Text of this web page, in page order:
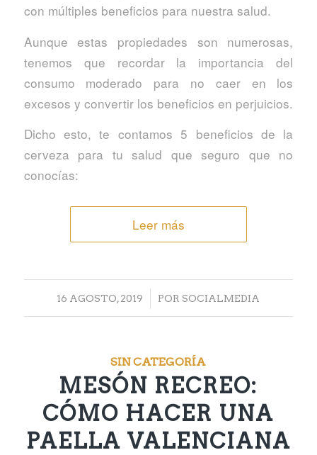
con múltiples beneficios para nuestra salud.
Aunque estas propiedades son numerosas,
tenemos que recordar la importancia del
consumo moderado para no caer en los
excesos y convertir los beneficios en perjuicios.
Dicho esto, te contamos 5 beneficios de la
cerveza para tu salud que seguro que no
conocías:
Leer más
16 AGOSTO, 2019
/ PORSOCIALMEDIA
SIN CATEGORÍA
MESÓN RECREO:
CÓMO HACER UNA
PAELLA VALENCIANA